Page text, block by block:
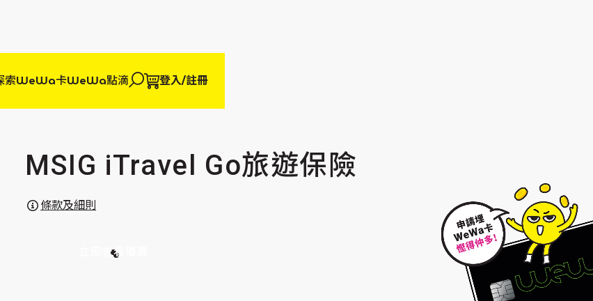
索WeWa卡WeWa點滴 登入/註冊
MSIG iTravel Go旅遊保險
條款及細則
立即查看優惠